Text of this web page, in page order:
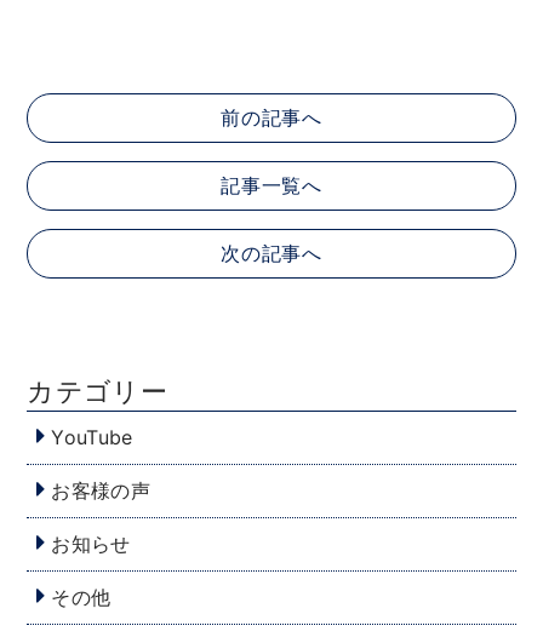
前の記事へ
記事一覧へ
次の記事へ
カテゴリー
YouTube
お客様の声
お知らせ
その他